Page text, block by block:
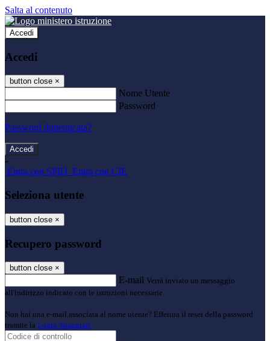
Salta al contenuto
Accedi
Accedi
button close ×
Nome Utente
Password
Password dimenticata?
-
Entra con SPID Entra con CIE
Seleziona utente
button close ×
Recupero password
button close ×
E-mail Verrà inviato un messaggio
all'indirizzo indicato con le istruzioni necessarie.
Non hai una e-mail associata al nome utente? Effettua il reset della password
tramite la Login Spaggiari